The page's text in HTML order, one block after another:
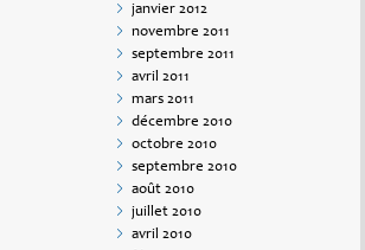
janvier 2012
novembre 2011
septembre 2011
avril 2011
mars 2011
décembre 2010
octobre 2010
septembre 2010
août 2010
juillet 2010
avril 2010